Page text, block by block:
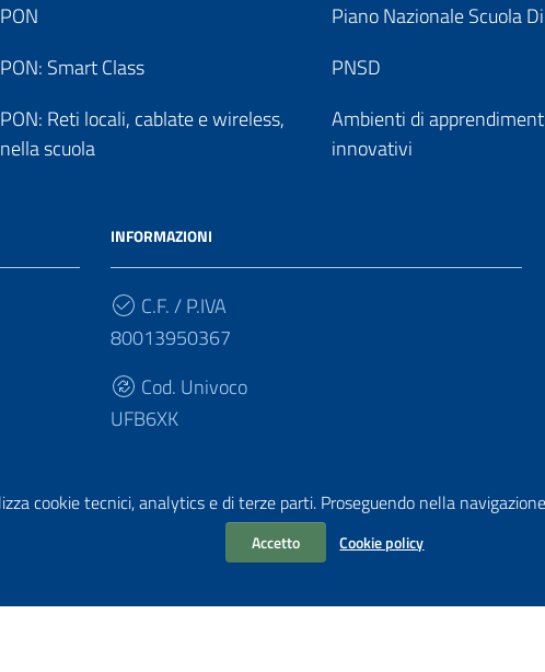
cookie tecnici, analytics e di terze parti. Proseguendo nella
Accetto Cookie policy
PON
PON: Smart Class
PON: Reti locali, cablate e wireless,
nella scuola
Piano Nazionale Scuola
PNSD
Ambienti di
innovativi
INFORMAZIONI
C.F. / P.IVA
80013950367
Cod. Univoco
UFB6XK